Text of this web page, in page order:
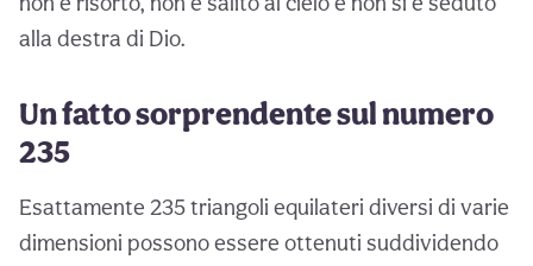
alla destra di Dio.
Un fatto sorprendente sul numero
235
Esattamente 235 triangoli equilateri diversi di varie
dimensioni possono essere ottenuti suddividendo